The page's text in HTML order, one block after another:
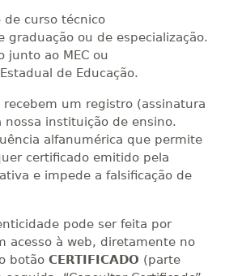
de curso técnico
graduação ou de especialização.
junto ao MEC ou
de Educação.
recebem um registro (assinatura
instituição de ensino.
alfanumérica que permite
certificado emitido pela
e impede a falsificação de
pode ser feita por
acesso à web, diretamente no
botão CERTIFICADO (parte